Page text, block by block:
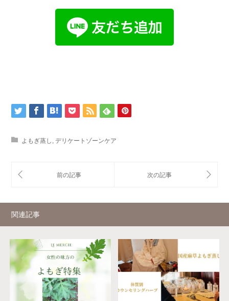
よもぎ蒸し デリケートゾーンケア
関連記事